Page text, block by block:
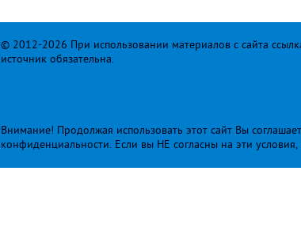
© 2012-2026 При использовании материалов с сайта
источник обязательна.
Внимание! Продолжая использовать этот сайт Вы
конфиденциальности. Если вы НЕ согласны на эти